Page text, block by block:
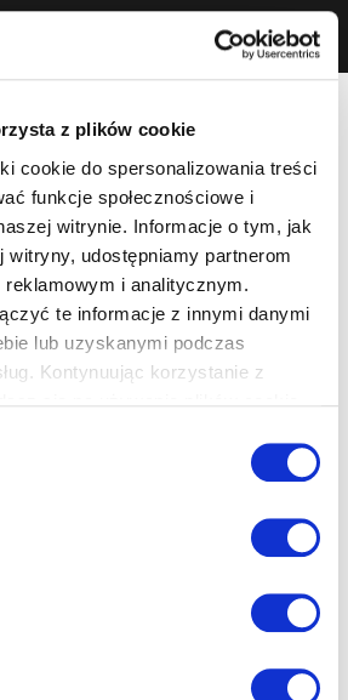
z plików cookie
cookie do spersonalizowania treści
funkcje społecznościowe i
witrynie. Informacje o tym, jak
udostępniamy partnerom
reklamowym i analitycznym.
te informacje z innymi danymi
lub uzyskanymi podczas
Kontynuując korzystanie z